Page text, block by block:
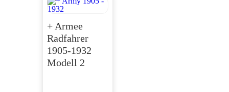
+ Armee
Radfahrer
1905-1932
Modell 2